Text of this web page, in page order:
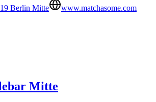
Berlin Mitte
www.matchasome.com
Mitte